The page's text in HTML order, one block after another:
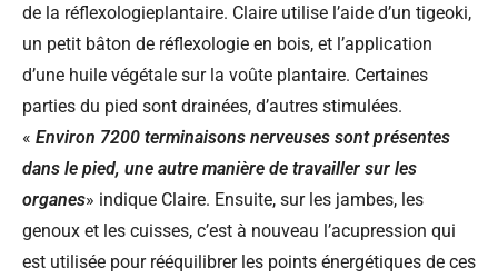
de la réflexologieplantaire. Claire utilise l’aide d’un tigeoki,
un petit bâton de réflexologie en bois, et l’application
d’une huile végétale sur la voûte plantaire. Certaines
parties du pied sont drainées, d’autres stimulées.
« Environ 7200 terminaisons nerveuses sont présentes
dans le pied, une autre manière de travailler sur les
organes» indique Claire. Ensuite, sur les jambes, les
genoux et les cuisses, c’est à nouveau l’acupression qui
est utilisée pour rééquilibrer les points énergétiques de ces